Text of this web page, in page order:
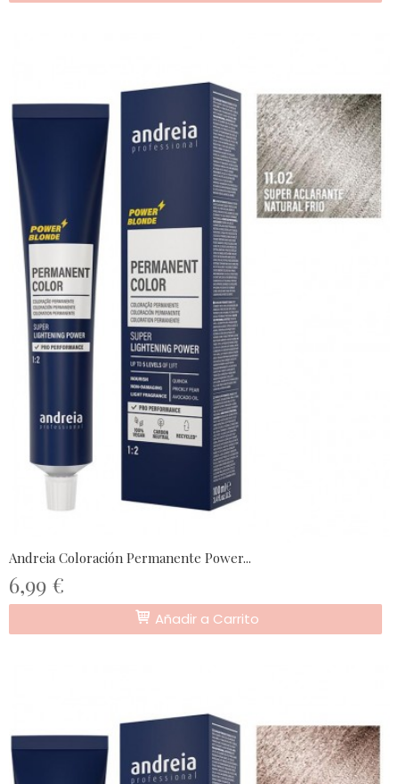
Andreia Coloración Permanente Power...
6,99 €
Añadir a Carrito